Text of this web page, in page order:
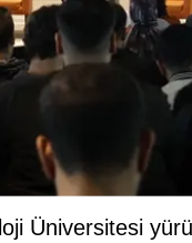
Üniversitesi